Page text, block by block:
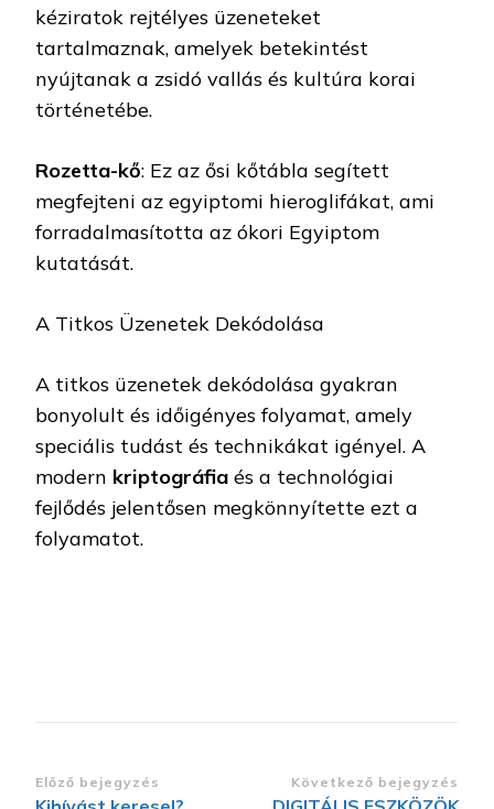
kéziratok rejtélyes üzeneteket
tartalmaznak, amelyek betekintést
nyújtanak a zsidó vallás és kultúra korai
történetébe.
Rozetta-kő: Ez az ősi kőtábla segített
megfejteni az egyiptomi hieroglifákat, ami
forradalmasította az ókori Egyiptom
kutatását.
A Titkos Üzenetek Dekódolása
A titkos üzenetek dekódolása gyakran
bonyolult és időigényes folyamat, amely
speciális tudást és technikákat igényel. A
modern kriptográfia és a technológiai
fejlődés jelentősen megkönnyítette ezt a
folyamatot.
Bejegyzések
Előző bejegyzés Következő bejegyzés